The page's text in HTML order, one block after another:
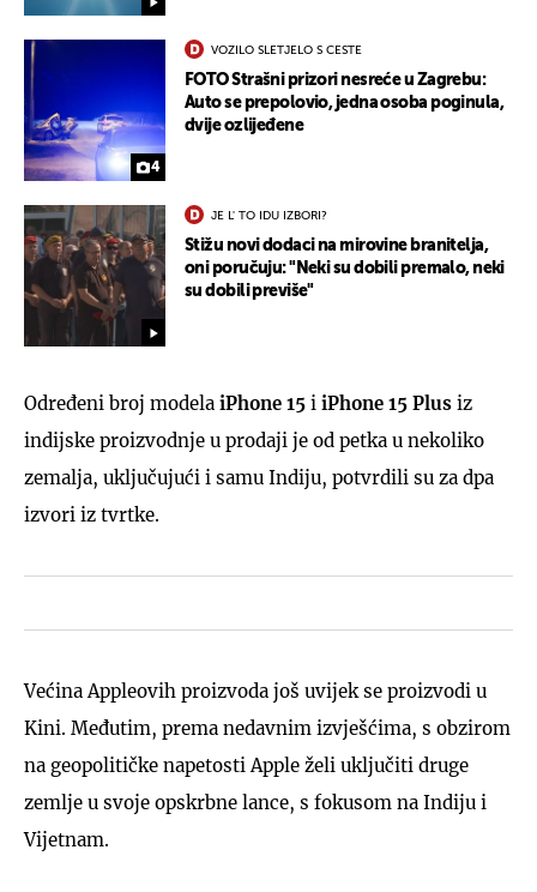
4
VOZILO SLETJELO S CESTE
FOTO Strašni prizori nesreće u Zagrebu:
Auto se prepolovio, jedna osoba poginula,
dvije ozlijeđene
JE L' TO IDU IZBORI?
Stižu novi dodaci na mirovine branitelja,
oni poručuju: "Neki su dobili premalo, neki
su dobili previše"
Određeni broj modela iPhone 15 i iPhone 15 Plus iz
indijske proizvodnje u prodaji je od petka u nekoliko
zemalja, uključujući i samu Indiju, potvrdili su za dpa
izvori iz tvrtke.
Većina Appleovih proizvoda još uvijek se proizvodi u
Kini. Međutim, prema nedavnim izvješćima, s obzirom
na geopolitičke napetosti Apple želi uključiti druge
zemlje u svoje opskrbne lance, s fokusom na Indiju i
Vijetnam.